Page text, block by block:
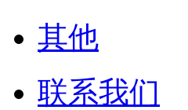
其他
联系我们